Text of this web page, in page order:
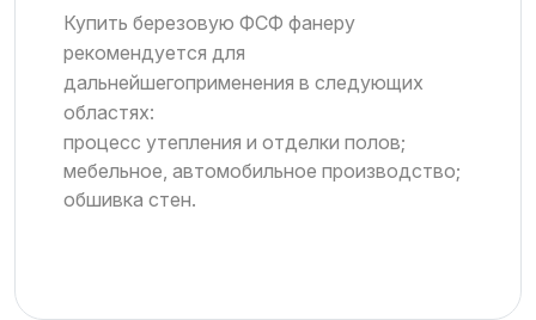
Купить березовую ФСФ фанеру
рекомендуется для
дальнейшегоприменения в следующих
областях:
процесс утепления и отделки полов;
мебельное, автомобильное производство;
обшивка стен.